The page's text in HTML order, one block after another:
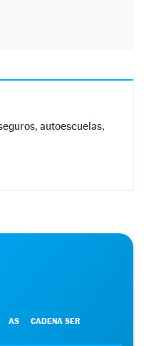
autoescuelas,
AS CADENA SER